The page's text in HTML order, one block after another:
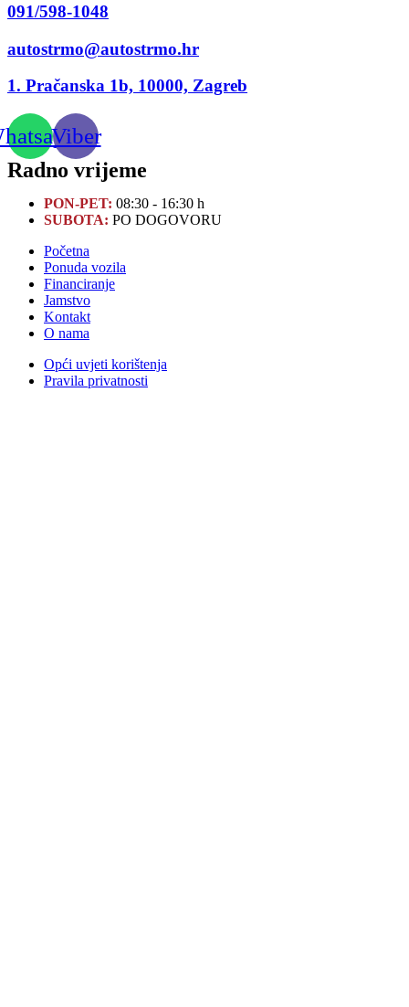
091/598-1048
autostrmo@autostrmo.hr
1. Pračanska 1b, 10000, Zagreb
Viber
Radno vrijeme
PON-PET: 08:30 - 16:30 h
SUBOTA: PO DOGOVORU
Početna
Ponuda vozila
Financiranje
Jamstvo
Kontakt
O nama
Opći uvjeti korištenja
Pravila privatnosti